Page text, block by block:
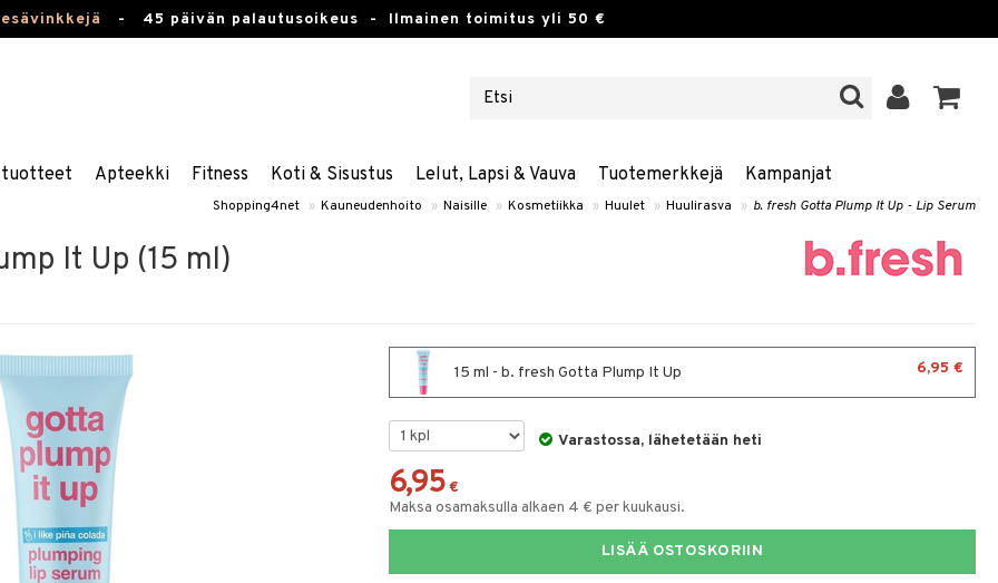
- 45 päivän palautusoikeus - Ilmainen toimitus yli 50 €
Apteekki Fitness Koti & Sisustus Lelut, Lapsi & Vauva Tuotemerkkejä Kampanjat
Shopping4net » Kauneudenhoito » Naisille » Kosmetiikka » Huulet » Huulirasva » b. fresh Gotta Plump It Up - Lip Serum
It Up (15 ml)
15 ml - b. fresh Gotta Plump It Up 6,95 €
Varastossa, lähetetään heti
6,95 €
Maksa osamaksulla alkaen 4 € per kuukausi.
LISÄÄ OSTOSKORIIN